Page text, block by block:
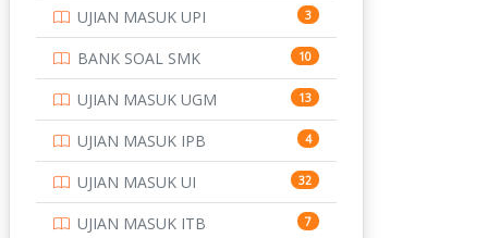
IPDN / STPDN 148
PENDIDIKAN 943
PERBANKAN 3
POLRI 169
POLTEK SSN 7
4
UJIAN MASUK UPI 3
BANK SOAL SMK 10
UJIAN MASUK UGM 13
UJIAN MASUK IPB 4
UJIAN MASUK UI 32
UJIAN MASUK ITB 7